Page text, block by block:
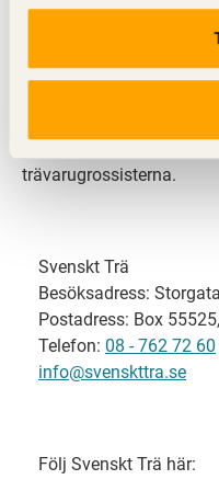
Svenskt Trä
och är en del av
svensk limträ-, KL-trä-
trävarugrossisterna.
Svenskt Trä
Besöksadress:
Postadress: Box
Telefon: 08 - 762 72 60
info@svenskttra.se
Följ Svenskt Trä här: